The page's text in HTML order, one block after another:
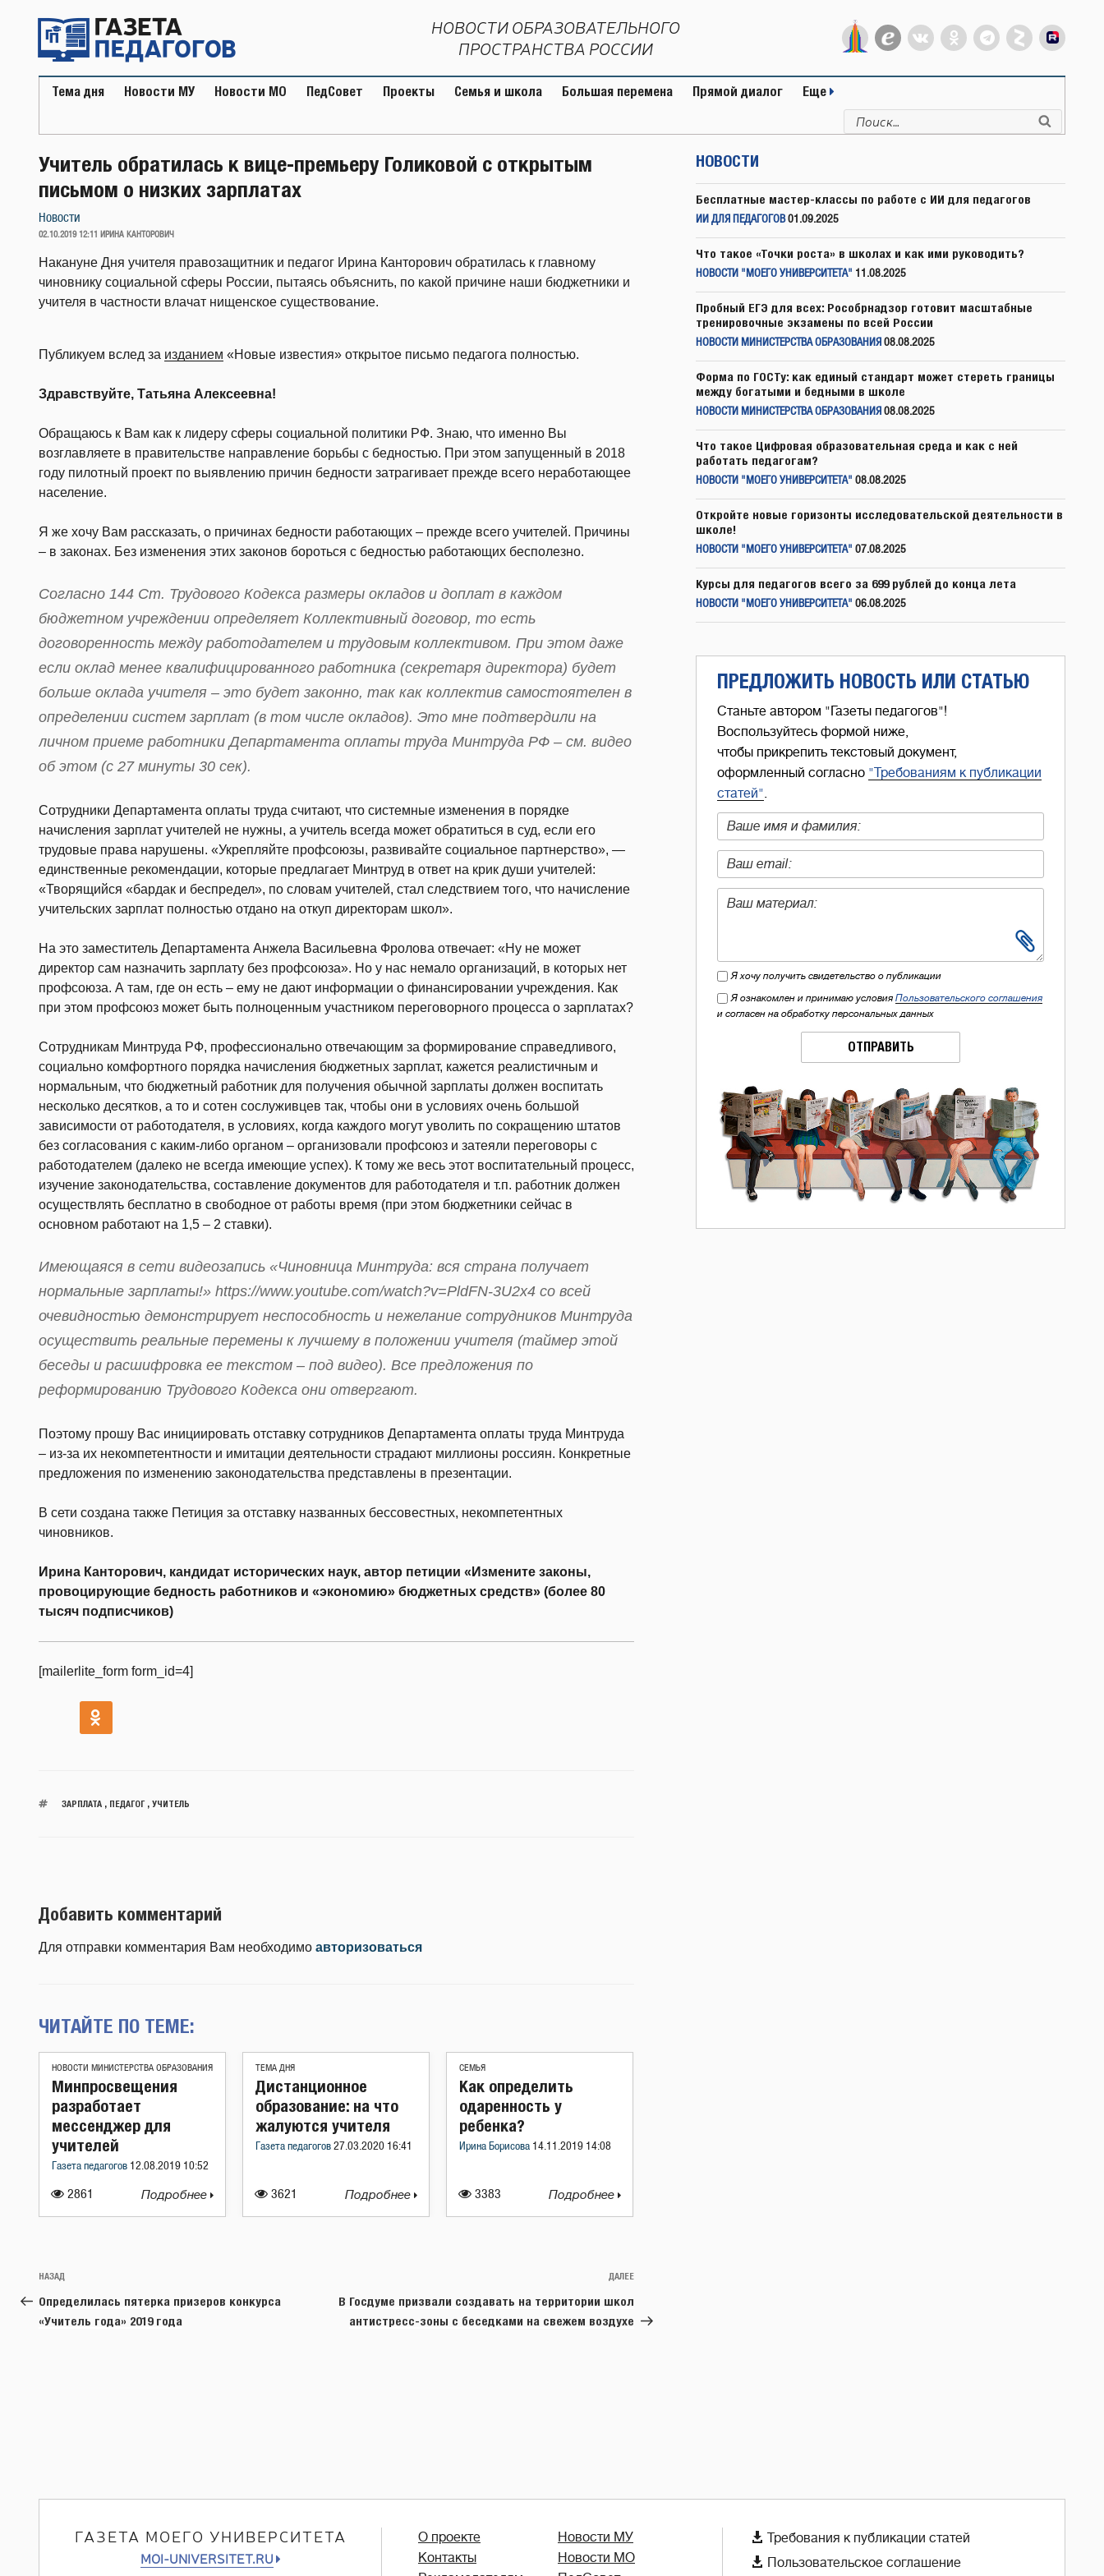
содержимому
НОВОСТИ ОБРАЗОВАТЕЛЬНОГО
ПРОСТРАНСТВА РОССИИ
Тема дня Новости МУ Новости МО ПедСовет Проекты Семья и школа Большая перемена Прямой диалог Еще
Искать:
Учитель обратилась к вице-премьеру Голиковой с открытым
письмом о низких зарплатах
Новости
ОПУБЛИКОВАНО
02.10.2019 12:11 ИРИНА КАНТОРОВИЧ
Накануне Дня учителя правозащитник и педагог Ирина Канторович обратилась к главному
чиновнику социальной сферы России, пытаясь объяснить, по какой причине наши бюджетники и
учителя в частности влачат нищенское существование.
Публикуем вслед за изданием «Новые известия» открытое письмо педагога полностью.
Здравствуйте, Татьяна Алексеевна!
Обращаюсь к Вам как к лидеру сферы социальной политики РФ. Знаю, что именно Вы
возглавляете в правительстве направление борьбы с бедностью. При этом запущенный в 2018
году пилотный проект по выявлению причин бедности затрагивает прежде всего неработающее
население.
Я же хочу Вам рассказать, о причинах бедности работающих – прежде всего учителей. Причины
– в законах. Без изменения этих законов бороться с бедностью работающих бесполезно.
Согласно 144 Ст. Трудового Кодекса размеры окладов и доплат в каждом
бюджетном учреждении определяет Коллективный договор, то есть
договоренность между работодателем и трудовым коллективом. При этом даже
если оклад менее квалифицированного работника (секретаря директора) будет
больше оклада учителя – это будет законно, так как коллектив самостоятелен в
определении систем зарплат (в том числе окладов). Это мне подтвердили на
личном приеме работники Департамента оплаты труда Минтруда РФ – см. видео
об этом (с 27 минуты 30 сек).
Сотрудники Департамента оплаты труда считают, что системные изменения в порядке
начисления зарплат учителей не нужны, а учитель всегда может обратиться в суд, если его
трудовые права нарушены. «Укрепляйте профсоюзы, развивайте социальное партнерство», —
единственные рекомендации, которые предлагает Минтруд в ответ на крик души учителей:
«Творящийся «бардак и беспредел», по словам учителей, стал следствием того, что начисление
учительских зарплат полностью отдано на откуп директорам школ».
На это заместитель Департамента Анжела Васильевна Фролова отвечает: «Ну не может
директор сам назначить зарплату без профсоюза». Но у нас немало организаций, в которых нет
профсоюза. А там, где он есть – ему не дают информации о финансировании учреждения. Как
при этом профсоюз может быть полноценным участником переговорного процесса о зарплатах?
Сотрудникам Минтруда РФ, профессионально отвечающим за формирование справедливого,
социально комфортного порядка начисления бюджетных зарплат, кажется реалистичным и
нормальным, что бюджетный работник для получения обычной зарплаты должен воспитать
несколько десятков, а то и сотен сослуживцев так, чтобы они в условиях очень большой
зависимости от работодателя, в условиях, когда каждого могут уволить по сокращению штатов
без согласования с каким-либо органом – организовали профсоюз и затеяли переговоры с
работодателем (далеко не всегда имеющие успех). К тому же весь этот воспитательный процесс,
изучение законодательства, составление документов для работодателя и т.п. работник должен
осуществлять бесплатно в свободное от работы время (при этом бюджетники сейчас в
основном работают на 1,5 – 2 ставки).
Имеющаяся в сети видеозапись «Чиновница Минтруда: вся страна получает
нормальные зарплаты!» https://www.youtube.com/watch?v=PldFN-3U2x4 со всей
очевидностью демонстрирует неспособность и нежелание сотрудников Минтруда
осуществить реальные перемены к лучшему в положении учителя (таймер этой
беседы и расшифровка ее текстом – под видео). Все предложения по
реформированию Трудового Кодекса они отвергают.
Поэтому прошу Вас инициировать отставку сотрудников Департамента оплаты труда Минтруда
– из-за их некомпетентности и имитации деятельности страдают миллионы россиян. Конкретные
предложения по изменению законодательства представлены в презентации.
В сети создана также Петиция за отставку названных бессовестных, некомпетентных
чиновников.
Ирина Канторович, кандидат исторических наук, автор петиции «Измените законы,
провоцирующие бедность работников и «экономию» бюджетных средств» (более 80
тысяч подписчиков)
[mailerlite_form form_id=4]
ЗАРПЛАТА, ПЕДАГОГ, УЧИТЕЛЬ
Добавить комментарий
Для отправки комментария Вам необходимо авторизоваться
ЧИТАЙТЕ ПО ТЕМЕ:
НОВОСТИ МИНИСТЕРСТВА ОБРАЗОВАНИЯ
2861
Минпросвещения
разработает
мессенджер для
учителей
Газета педагогов 12.08.2019 10:52
Подробнее
ТЕМА ДНЯ
3621
Дистанционное
образование: на что
жалуются учителя
Газета педагогов 27.03.2020 16:41
Подробнее
СЕМЬЯ
3383
Как определить
одаренность у
ребенка?
Ирина Борисова 14.11.2019 14:08
Подробнее
Навигация
по
записям
Предыдущая
запись:
НАЗАД
Определилась пятерка призеров конкурса
«Учитель года» 2019 года
Следующая
ДАЛЕЕ
В Госдуме призвали создавать на территории школ
антистресс-зоны с беседками на свежем воздухе
НОВОСТИ
Бесплатные мастер-классы по работе с ИИ для педагогов
ИИ ДЛЯ ПЕДАГОГОВ 01.09.2025
Что такое «Точки роста» в школах и как ими руководить?
НОВОСТИ "МОЕГО УНИВЕРСИТЕТА" 11.08.2025
Пробный ЕГЭ для всех: Рособрнадзор готовит масштабные
тренировочные экзамены по всей России
НОВОСТИ МИНИСТЕРСТВА ОБРАЗОВАНИЯ 08.08.2025
Форма по ГОСТу: как единый стандарт может стереть границы
между богатыми и бедными в школе
НОВОСТИ МИНИСТЕРСТВА ОБРАЗОВАНИЯ 08.08.2025
Что такое Цифровая образовательная среда и как с ней
работать педагогам?
НОВОСТИ "МОЕГО УНИВЕРСИТЕТА" 08.08.2025
Откройте новые горизонты исследовательской деятельности в
школе!
НОВОСТИ "МОЕГО УНИВЕРСИТЕТА" 07.08.2025
Курсы для педагогов всего за 699 рублей до конца лета
НОВОСТИ "МОЕГО УНИВЕРСИТЕТА" 06.08.2025
ПРЕДЛОЖИТЬ НОВОСТЬ ИЛИ СТАТЬЮ
Станьте автором "Газеты педагогов"!
Воспользуйтесь формой ниже,
чтобы прикрепить текстовый документ,
оформленный согласно "Требованиям к публикации
статей".
Я хочу получить свидетельство о публикации
Я ознакомлен и принимаю условия Пользовательского соглашения
и согласен на обработку персональных данных
ОТПРАВИТЬ
ГАЗЕТА МОЕГО УНИВЕРСИТЕТА
MOI-UNIVERSITET.RU
О проекте
Контакты
Новости МУ
Новости МО
 Требования к публикации статей
 Пользовательское соглашение